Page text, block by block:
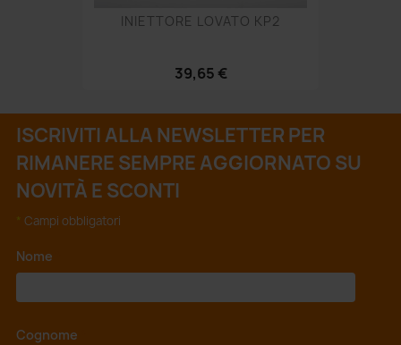
INIETTORE LOVATO KP2
39,65 €
ISCRIVITI ALLA NEWSLETTER PER
RIMANERE SEMPRE AGGIORNATO SU
NOVITÀ E SCONTI
* Campi obbligatori
Nome
Cognome